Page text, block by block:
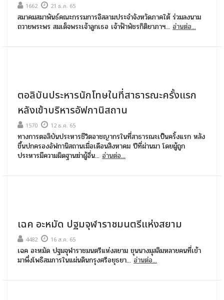
1662 21 ธ.ค. 65
สมาคมสมาพันธ์คณะกรรมการอิสลามประจำจังหวัดภาคใต้ ร่วมลงนาม
ถวายพระพร สมเด็จพระเจ้าลูกเธอ เจ้าฟ้าพัชรกิติยาภาฯ... อ่านต่อ...
ตอลิบันประหารนักโทษในที่สาธารณะครั้งแรก
หลังเข้าบริหารอัฟกานิสถาน
1570 12 ธ.ค. 65
ทางการตอลิบันประหารชีวิตอาชญากรในที่สาธารณะเป็นครั้งแรก หลัง
ขึ้นปกครองอัฟกานิสถานเมื่อเดือนสิงหาคม ปีที่ผ่านมา โดยผู้ถูก
ประหารมีความผิดฐานฆ่าผู้อื่น... อ่านต่อ...
เฉค อะหมัด ปฐมจุฬาราชมนตรีแห่งสยาม
4482 16 ส.ค. 65
เฉค อะหมัด ปฐมจุฬาราชมนตรีแห่งสยาม ขุนนางมุสลิมหลายคนที่เข้า
มาพึ่งโพธิสมภารในแผ่นดินกรุงศรีอยุธยา... อ่านต่อ...